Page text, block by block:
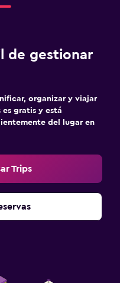
de gestionar
organizar y viajar
gratis y está
del lugar en
Trips